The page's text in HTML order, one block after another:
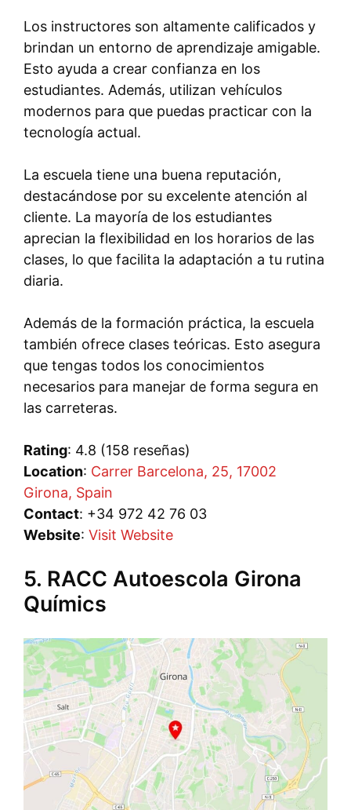
Los instructores son altamente calificados y
brindan un entorno de aprendizaje amigable.
Esto ayuda a crear confianza en los
estudiantes. Además, utilizan vehículos
modernos para que puedas practicar con la
tecnología actual.
La escuela tiene una buena reputación,
destacándose por su excelente atención al
cliente. La mayoría de los estudiantes
aprecian la flexibilidad en los horarios de las
clases, lo que facilita la adaptación a tu rutina
diaria.
Además de la formación práctica, la escuela
también ofrece clases teóricas. Esto asegura
que tengas todos los conocimientos
necesarios para manejar de forma segura en
las carreteras.
Rating: 4.8 (158 reseñas)
Location: Carrer Barcelona, 25, 17002
Girona, Spain
Contact: +34 972 42 76 03
Website: Visit Website
5. RACC Autoescola Girona
Químics